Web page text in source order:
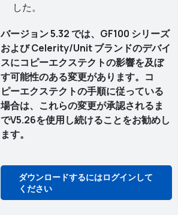
した。
バージョン 5.32 では、GF100 シリーズ
および Celerity/Unit ブランドのデバイ
スにコピーエクステクトの影響を及ぼ
す可能性のある変更があります。コ
ピーエクステクトの手順に従っている
場合は、これらの変更が承認されるま
でV5.26を使用し続けることをお勧めし
ます。
ダウンロードするにはログインして
ください